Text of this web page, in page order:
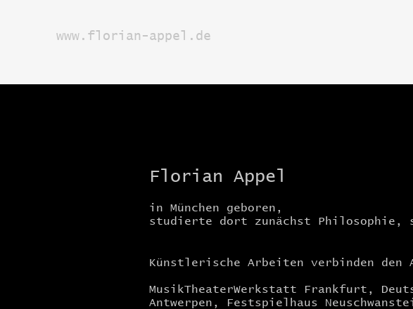
www.florian-appel.de
Florian Appel
in München geboren,
studierte dort zunächst Philosophie,
Künstlerische Arbeiten verbinden den
MusikTheaterWerkstatt Frankfurt,
Antwerpen, Festspielhaus